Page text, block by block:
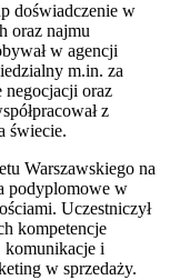
doświadczenie w
oraz najmu
w agencji
m.in. za
oraz
z
świecie.
Warszawskiego na
podyplomowe w
Uczestniczył
kompetencje
komunikacje i
w sprzedaży.